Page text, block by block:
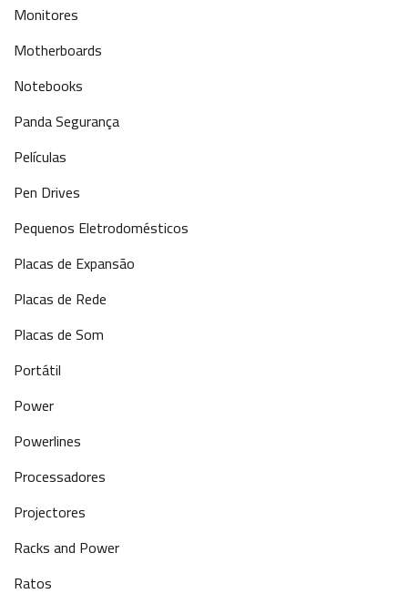
Monitores
Motherboards
Notebooks
Panda Segurança
Películas
Pen Drives
Pequenos Eletrodomésticos
Placas de Expansão
Placas de Rede
Placas de Som
Portátil
Power
Powerlines
Processadores
Projectores
Racks and Power
Ratos